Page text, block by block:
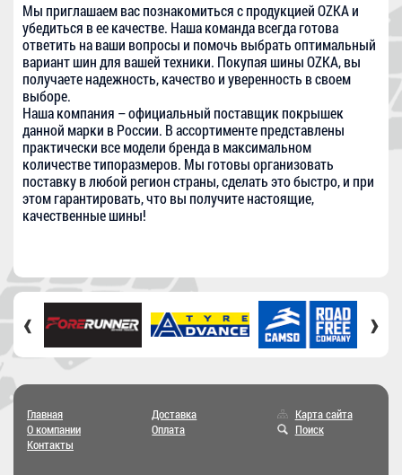
Мы приглашаем вас познакомиться с продукцией OZKA и
убедиться в ее качестве. Наша команда всегда готова
ответить на ваши вопросы и помочь выбрать оптимальный
вариант шин для вашей техники. Покупая шины OZKA, вы
получаете надежность, качество и уверенность в своем
выборе.
Наша компания – официальный поставщик покрышек
данной марки в России. В ассортименте представлены
практически все модели бренда в максимальном
количестве типоразмеров. Мы готовы организовать
поставку в любой регион страны, сделать это быстро, и при
этом гарантировать, что вы получите настоящие,
качественные шины!
‹ ›
Главная
О компании
Контакты
Доставка
Оплата
Карта сайта
Поиск